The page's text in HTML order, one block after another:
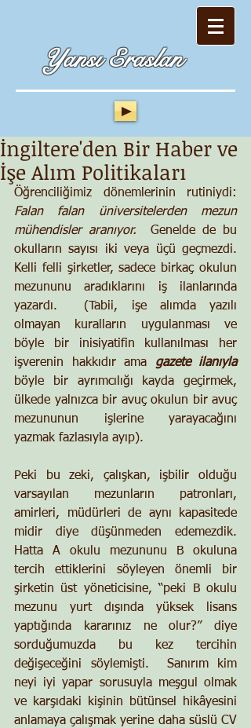
Yansı Eraslan
İngiltere'den Bir Haber ve
İşe Alım Politikaları
Falan falan üniversitelerden mezun
mühendisler aranıyor.
  Genelde de bu
okulların sayısı iki veya üçü geçmezdi.
Kelli felli şirketler, sadece birkaç okulun
mezununu aradıklarını iş ilanlarında
yazardı.  (Tabii, işe alımda yazılı
olmayan kuralların uygulanması ve
böyle bir inisiyatifin kullanılması her
işverenin hakkıdır ama gazete ilanıyla
böyle bir ayrımcılığı kayda geçirmek,
ülkede yalnızca bir avuç okulun bir avuç
mezununun işlerine yarayacağını
yazmak fazlasıyla ayıp).
Peki bu zeki, çalışkan, işbilir olduğu
varsayılan mezunların patronları,
amirleri, müdürleri de aynı kapasitede
midir diye düşünmeden edemezdik.
Hatta A okulu mezununu B okuluna
tercih ettiklerini söyleyen önemli bir
şirketin üst yöneticisine, “peki B okulu
mezunu yurt dışında yüksek lisans
yaptığında kararınız ne olur?” diye
sorduğumuzda bu kez tercihin
değişeceğini söylemişti.  Sanırım kim
neyi iyi yapar sorusuyla meşgul olmak
ve karşıdaki kişinin bütünsel hikâyesini
anlamaya çalışmak yerine daha süslü CV